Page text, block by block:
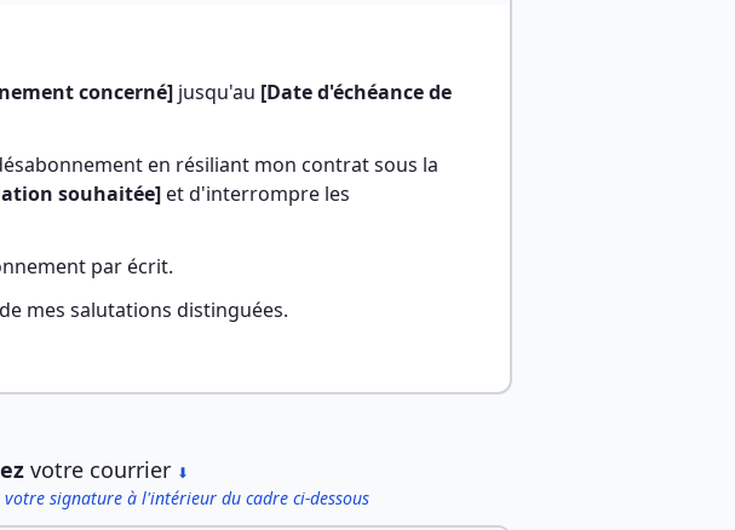
concerné] jusqu'au [Date d'échéance de
en résiliant mon contrat sous la
souhaitée] et d'interrompre les
par écrit.
mes salutations distinguées.
votre courrier ⬇
votre signature à l'intérieur du cadre ci-dessous